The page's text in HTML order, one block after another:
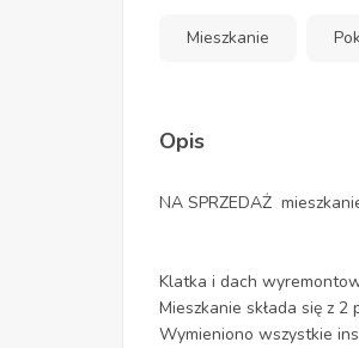
Mieszkanie
Opis
NA SPRZEDAŻ
Klatka i dach
Mieszkanie składa się z 2
Wymieniono wszystkie